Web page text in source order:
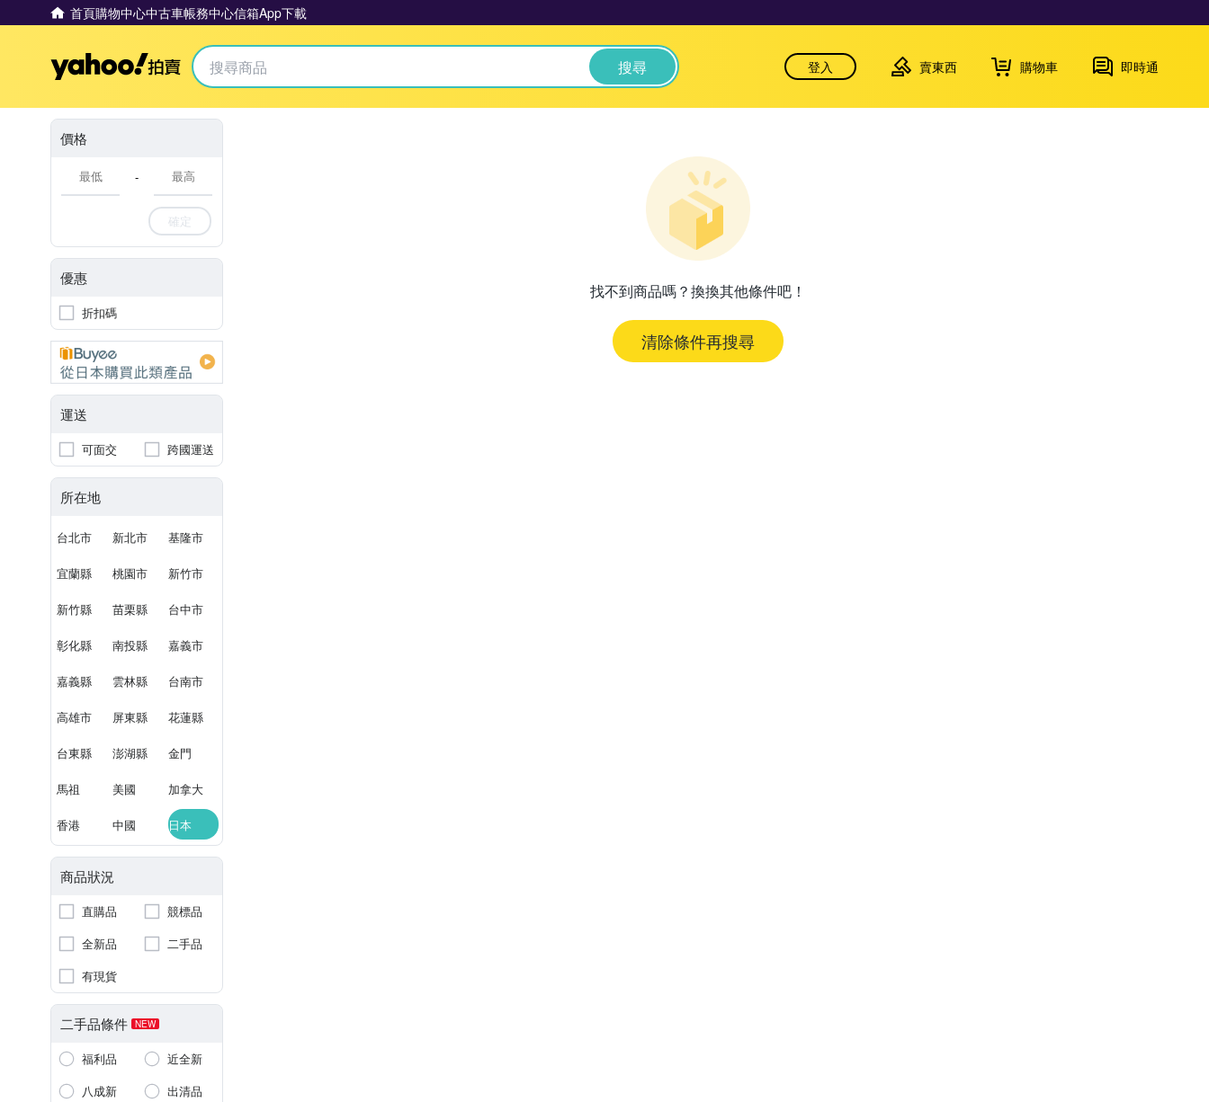
首頁購物中心中古車帳務中心信箱App下載
Yahoo拍賣 搜尋 登入 賣東西 購物車 即時通
價格
-
確定
優惠
折扣碼
運送
可面交 跨國運送
所在地
台北市 新北市 基隆市
宜蘭縣 桃園市 新竹市
新竹縣 苗栗縣 台中市
彰化縣 南投縣 嘉義市
嘉義縣 雲林縣 台南市
高雄市 屏東縣 花蓮縣
台東縣 澎湖縣 金門
馬祖 美國 加拿大
香港 中國 日本
商品狀況
直購品
競標品
全新品
二手品
有現貨
二手品條件 NEW
福利品
近全新
八成新
出清品
找不到商品嗎？換換其他條件吧！
清除條件再搜尋